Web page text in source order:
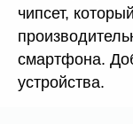
чипсет,
смартфона.
устройства.